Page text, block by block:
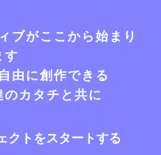
ブがここから始まり
す
由に創作できる
カタチと共に
クトをスタートする